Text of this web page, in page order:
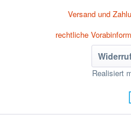
Versand und
rechtliche
Realisiert